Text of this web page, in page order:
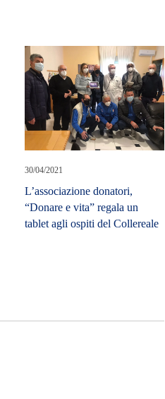
30/04/2021
L’associazione donatori,
“Donare e vita” regala un
tablet agli ospiti del Collereale